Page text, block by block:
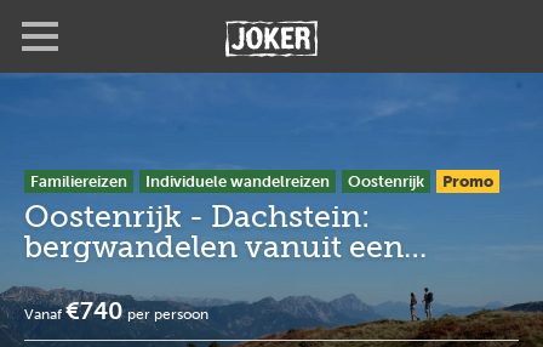
Familiereizen Individuele wandelreizen Oostenrijk Promo
Oostenrijk - Dachstein:
bergwandelen vanuit een
pension
Vanaf €740per persoon